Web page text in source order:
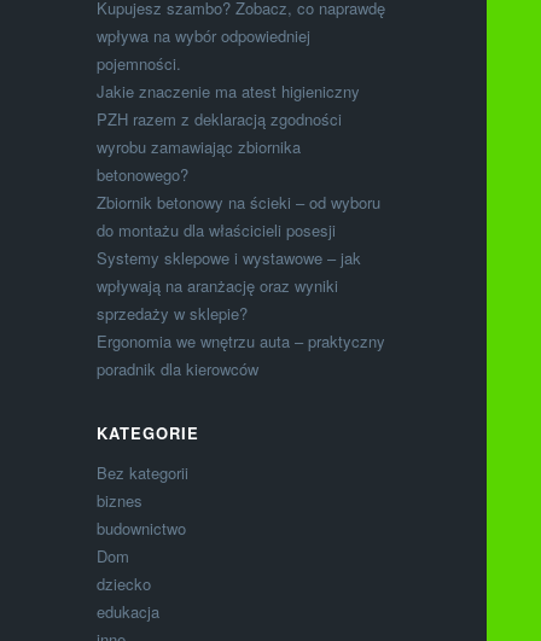
Kupujesz szambo? Zobacz, co naprawdę
wpływa na wybór odpowiedniej
pojemności.
Jakie znaczenie ma atest higieniczny
PZH razem z deklaracją zgodności
wyrobu zamawiając zbiornika
betonowego?
Zbiornik betonowy na ścieki – od wyboru
do montażu dla właścicieli posesji
Systemy sklepowe i wystawowe – jak
wpływają na aranżację oraz wyniki
sprzedaży w sklepie?
Ergonomia we wnętrzu auta – praktyczny
poradnik dla kierowców
KATEGORIE
Bez kategorii
biznes
budownictwo
Dom
dziecko
edukacja